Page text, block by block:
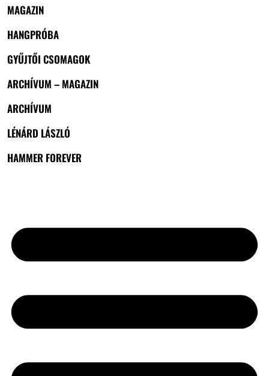
MAGAZIN
HANGPRÓBA
GYŰJTŐI CSOMAGOK
ARCHÍVUM – MAGAZIN
ARCHÍVUM
LÉNÁRD LÁSZLÓ
HAMMER FOREVER